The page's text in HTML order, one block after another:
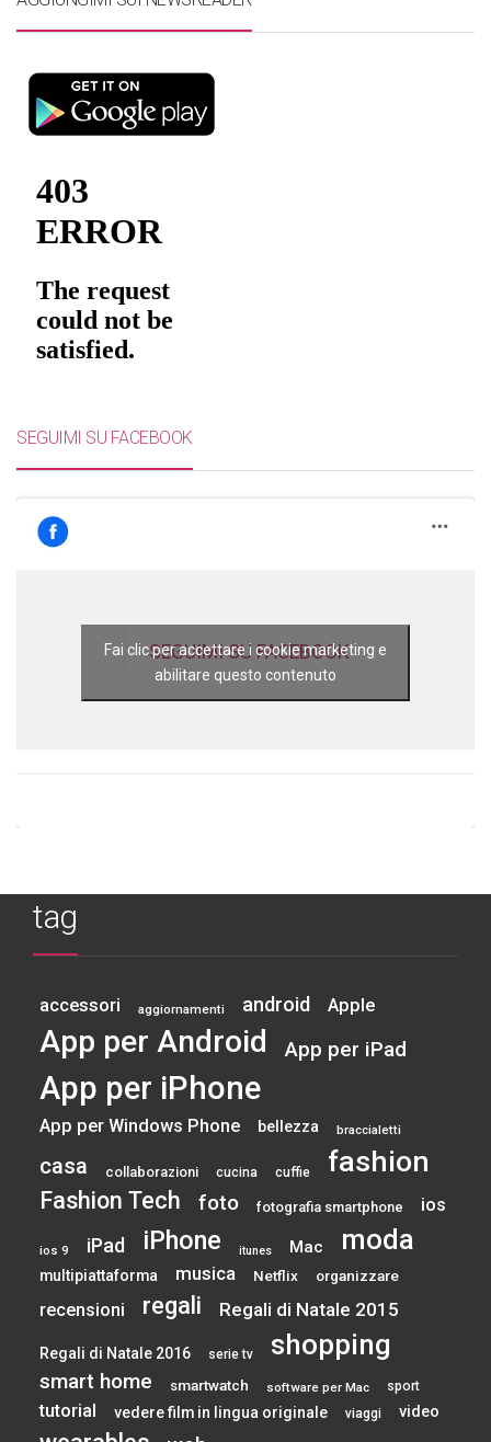
SEGUIMI SU FACEBOOK
SEGUIMI SU FACEBOOK
Fai clic per accettare i cookie marketing e
abilitare questo contenuto
tag
accessori aggiornamenti android Apple
App per Android App per iPad
App per iPhone
App per Windows Phone bellezza braccialetti
casa collaborazioni cucina cuffie fashion
Fashion Tech foto fotografia smartphone ios
ios 9 iPad iPhone itunes Mac moda
multipiattaforma musica Netflix organizzare
recensioni regali Regali di Natale 2015
Regali di Natale 2016 serie tv shopping
smart home smartwatch software per Mac sport
tutorial vedere film in lingua originale viaggi video